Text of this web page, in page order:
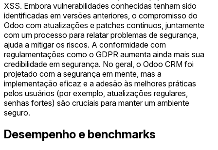
XSS. Embora vulnerabilidades conhecidas tenham sido
identificadas em versões anteriores, o compromisso do
Odoo com atualizações e patches contínuos, juntamente
com um processo para relatar problemas de segurança,
ajuda a mitigar os riscos. A conformidade com
regulamentações como o GDPR aumenta ainda mais sua
credibilidade em segurança. No geral, o Odoo CRM foi
projetado com a segurança em mente, mas a
implementação eficaz e a adesão às melhores práticas
pelos usuários (por exemplo, atualizações regulares,
senhas fortes) são cruciais para manter um ambiente
seguro.
Desempenho e benchmarks